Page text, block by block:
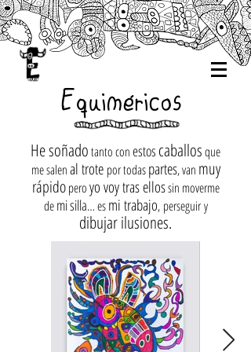
Equiméricos
He soñadotanto conestos caballosque
me salenal trote por todaspartes, van muy
rápidoperoyo voy tras ellossin moverme
demi silla… esmi trabajo, perseguir y
dibujar ilusiones.